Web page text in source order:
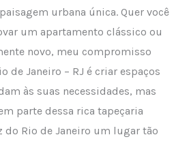
urbana única. Quer você
um apartamento clássico ou
novo, meu compromisso
de Janeiro – RJ é criar espaços
às suas necessidades, mas
parte dessa rica tapeçaria
Rio de Janeiro um lugar tão